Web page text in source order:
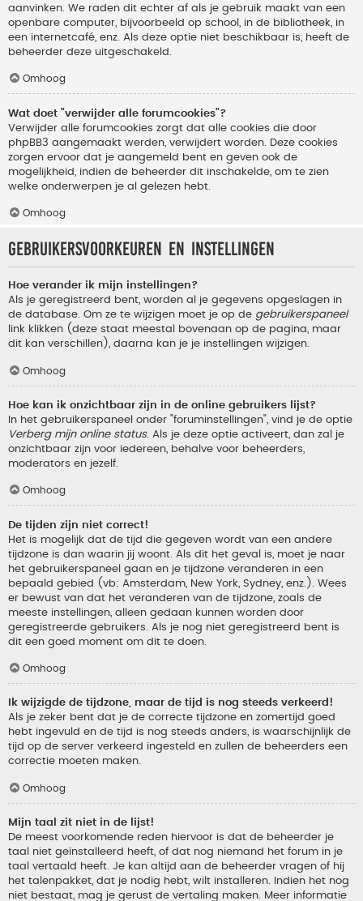
aanvinken. We raden dit echter af als je gebruik maakt van een
openbare computer, bijvoorbeeld op school, in de bibliotheek, in
een internetcafé, enz. Als deze optie niet beschikbaar is, heeft de
beheerder deze uitgeschakeld.
Omhoog
Wat doet "verwijder alle forumcookies"?
Verwijder alle forumcookies zorgt dat alle cookies die door
phpBB3 aangemaakt werden, verwijdert worden. Deze cookies
zorgen ervoor dat je aangemeld bent en geven ook de
mogelijkheid, indien de beheerder dit inschakelde, om te zien
welke onderwerpen je al gelezen hebt.
Omhoog
Gebruikersvoorkeuren en instellingen
Hoe verander ik mijn instellingen?
Als je geregistreerd bent, worden al je gegevens opgeslagen in
de database. Om ze te wijzigen moet je op de gebruikerspaneel
link klikken (deze staat meestal bovenaan op de pagina, maar
dit kan verschillen), daarna kan je je instellingen wijzigen.
Omhoog
Hoe kan ik onzichtbaar zijn in de online gebruikers lijst?
In het gebruikerspaneel onder "foruminstellingen", vind je de optie
Verberg mijn online status. Als je deze optie activeert, dan zal je
onzichtbaar zijn voor iedereen, behalve voor beheerders,
moderators en jezelf.
Omhoog
De tijden zijn niet correct!
Het is mogelijk dat de tijd die gegeven wordt van een andere
tijdzone is dan waarin jij woont. Als dit het geval is, moet je naar
het gebruikerspaneel gaan en je tijdzone veranderen in een
bepaald gebied (vb: Amsterdam, New York, Sydney, enz.). Wees
er bewust van dat het veranderen van de tijdzone, zoals de
meeste instellingen, alleen gedaan kunnen worden door
geregistreerde gebruikers. Als je nog niet geregistreerd bent is
dit een goed moment om dit te doen.
Omhoog
Ik wijzigde de tijdzone, maar de tijd is nog steeds verkeerd!
Als je zeker bent dat je de correcte tijdzone en zomertijd goed
hebt ingevuld en de tijd is nog steeds anders, is waarschijnlijk de
tijd op de server verkeerd ingesteld en zullen de beheerders een
correctie moeten maken.
Omhoog
Mijn taal zit niet in de lijst!
De meest voorkomende reden hiervoor is dat de beheerder je
taal niet geïnstalleerd heeft, of dat nog niemand het forum in je
taal vertaald heeft. Je kan altijd aan de beheerder vragen of hij
het talenpakket, dat je nodig hebt, wilt installeren. Indien het nog
niet bestaat, mag je gerust de vertaling maken. Meer informatie